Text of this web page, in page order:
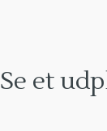
Se et